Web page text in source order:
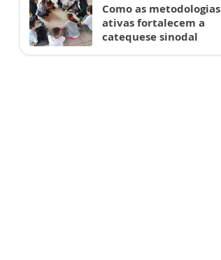
Como as metodologias
ativas fortalecem a
catequese sinodal